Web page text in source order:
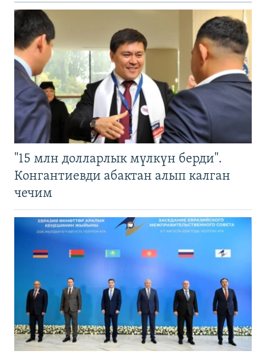
"15 млн долларлык мүлкүн берди".
Конгантиевди абактан алып калган
чечим